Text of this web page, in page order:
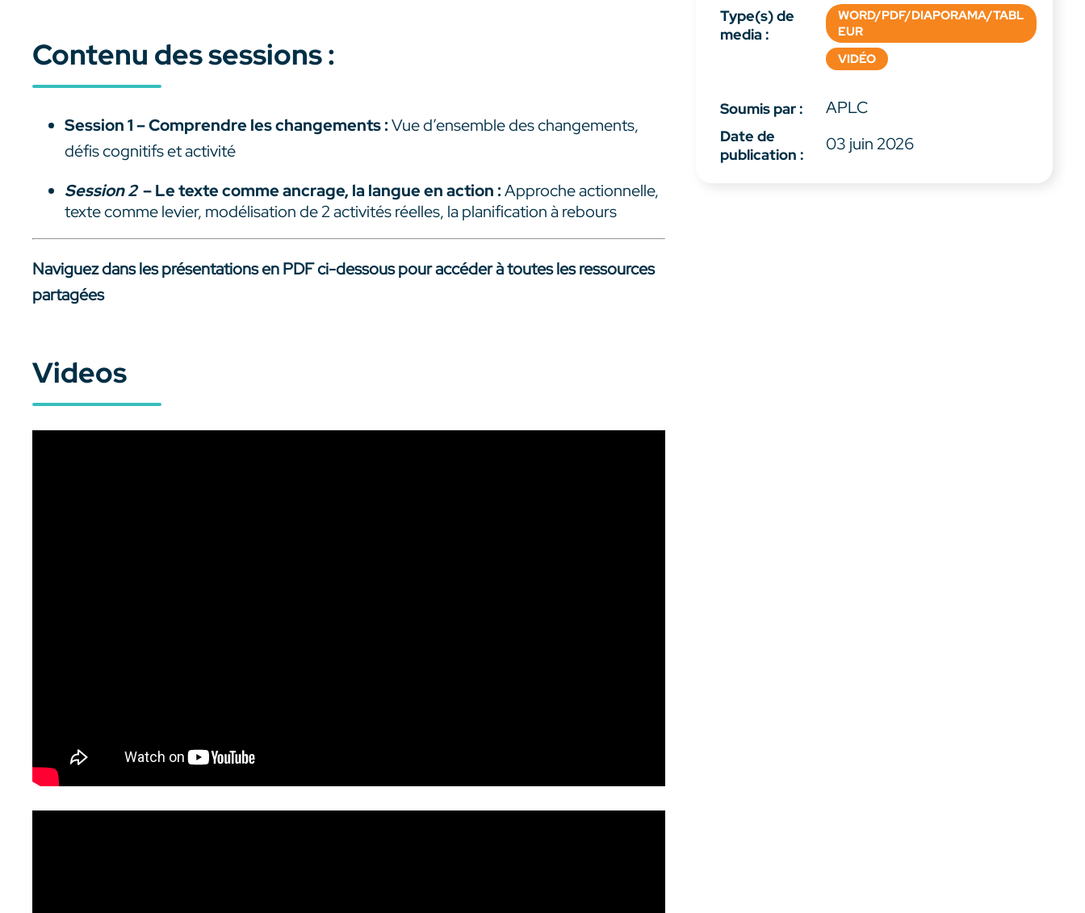
Contenu des sessions :
Session 1 – Comprendre les changements :Vue d’ensemble des changements,
défis cognitifs et activité
Session 2– Le texte comme ancrage, la langue en action :Approche actionnelle,
texte comme levier, modélisation de 2 activités réelles, la planification à rebours
Naviguez dans les présentations en PDF ci-dessous pour accéder à toutes les ressources
partagées
Videos
Type(s) de
media :
WORD/PDF/DIAPORAMA/TABL
EUR
VIDÉO
Soumis par : APLC
Date de
publication :
03 juin 2026